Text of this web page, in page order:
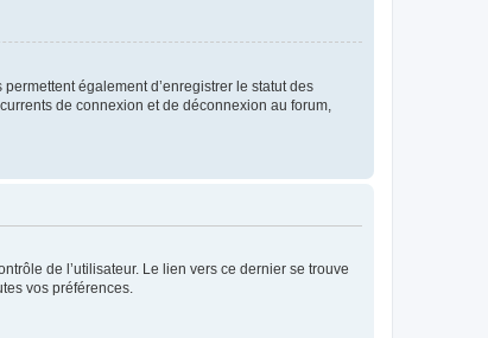
également d’enregistrer le statut des
de connexion et de déconnexion au forum,
de l’utilisateur. Le lien vers ce dernier se trouve
vos préférences.